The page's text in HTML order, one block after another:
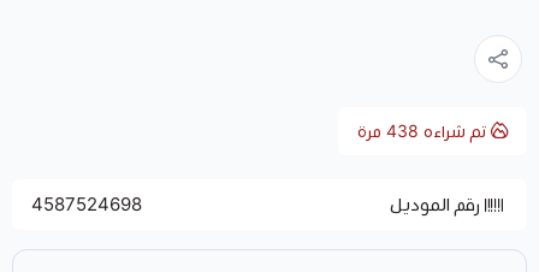
تم شراءه 438 مرة
رقم الموديل 4587524698